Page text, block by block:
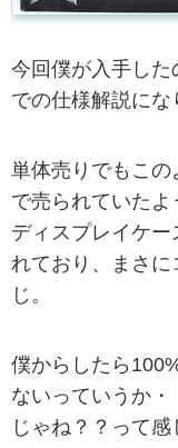
今回僕が入手した
での仕様解説にな
単体売りでもこの
で売られていたよ
ディスプレイケー
れており、まさ
じ。
僕からしたら
ないっていうか
じゃね？？って感